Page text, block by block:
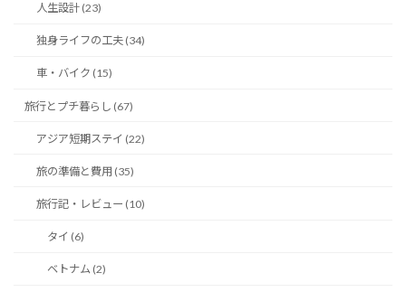
人生設計 (23)
独身ライフの工夫 (34)
車・バイク (15)
旅行とプチ暮らし (67)
アジア短期ステイ (22)
旅の準備と費用 (35)
旅行記・レビュー (10)
タイ (6)
ベトナム (2)